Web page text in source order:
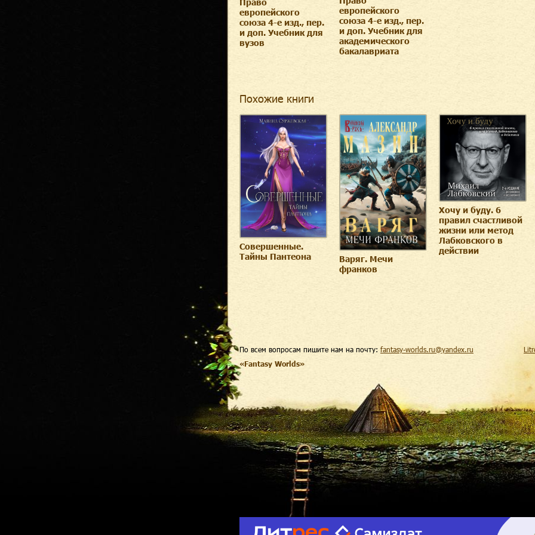
европейского
союза 4-е изд., пер.
и доп. Учебник для
вузов
европейского
союза 4-е изд., пер.
и доп. Учебник для
академического
бакалавриата
Похожие книги
Совершенные.
Тайны Пантеона
Варяг. Мечи
франков
Хочу и буду. 6
правил счастливой
жизни или метод
Лабковского в
действии
По всем вопросам пишите нам на почту: fantasy-worlds.ru@yandex.ru
«Fantasy Worlds»